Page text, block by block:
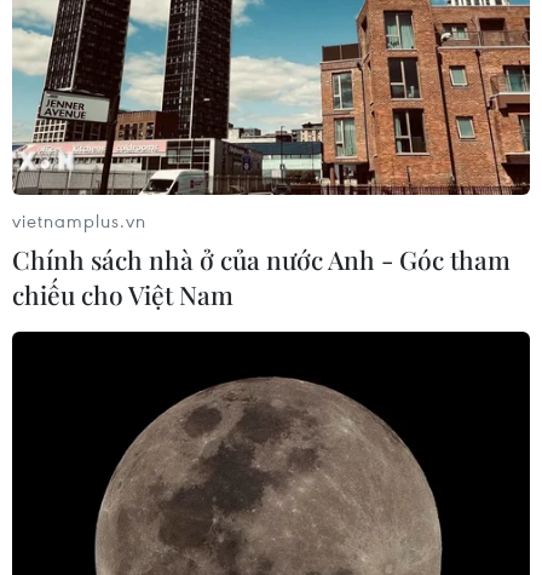
vietnamplus.vn
Chính sách nhà ở của nước Anh - Góc tham
chiếu cho Việt Nam